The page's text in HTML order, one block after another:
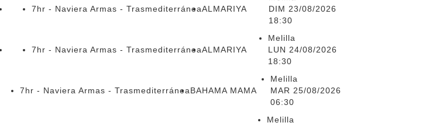
7hr - Naviera Armas - TrasmediterráneaALMARIYA
DIM 23/08/2026
18:30
7hr - Naviera Armas - TrasmediterráneaALMARIYA
Melilla
LUN 24/08/2026
18:30
7hr - Naviera Armas - TrasmediterráneaBAHAMA MAMA
Melilla
MAR 25/08/2026
06:30
Melilla